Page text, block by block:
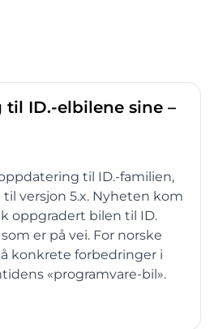
ID.-elbilene sine –
til ID.-familien,
versjon 5.x. Nyheten kom
oppgradert bilen til ID.
er på vei. For norske
konkrete forbedringer i
«programvare-bil».